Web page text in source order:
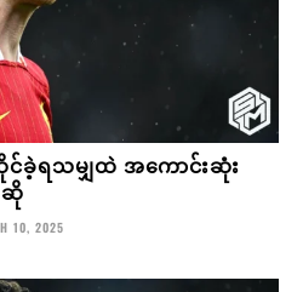
ရသမျှထဲ အကောင်းဆုံး
ဆို
10, 2025